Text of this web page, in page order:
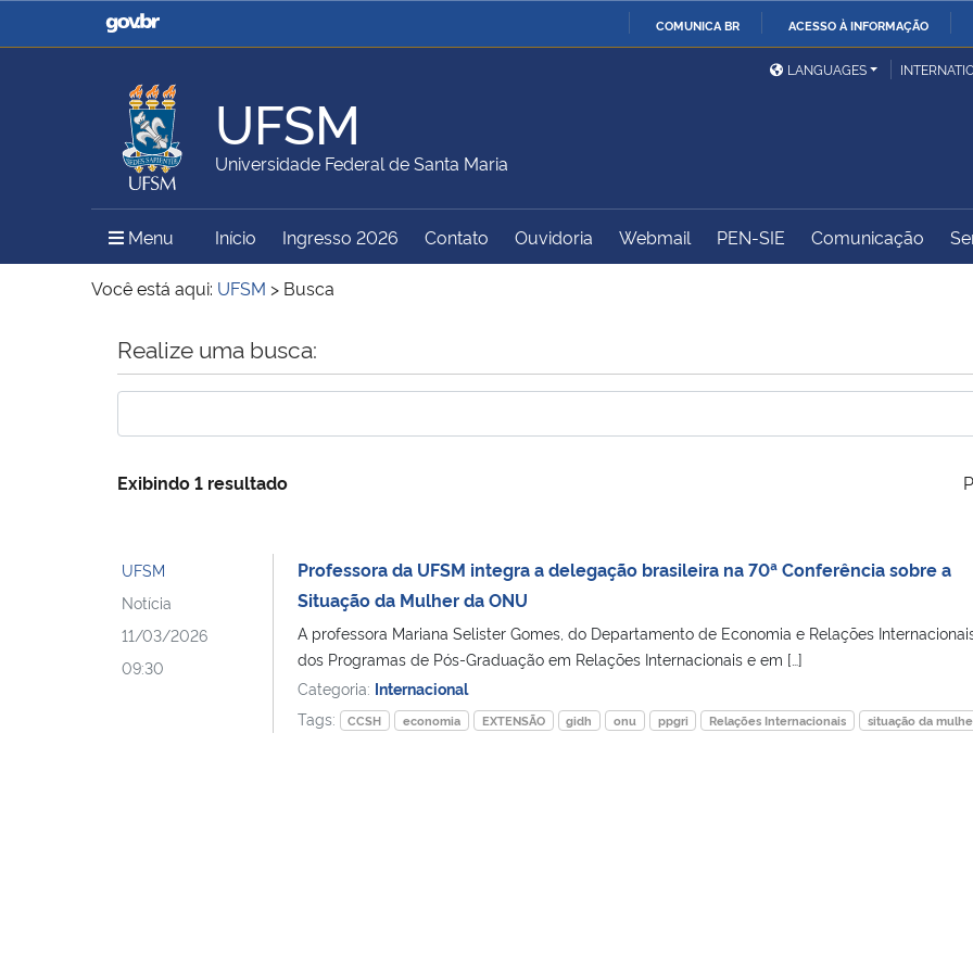
COMUNICA BR ACESSO À INFORMAÇÃO
Casa Civil
Ministério da Justiça e
Ministério da Defesa
Ministério das Relações
Exteriores
Ministério da Agricultura,
Pecuária e Abastecimento
Ministério da Educação
Ministério do Meio Ambiente Ministério do Turismo
Ministério do
Controladoria-Geral da
LANGUAGES
UFSM
Universidade Federal de Santa Maria
Menu Menu Principal do Sítio
Início Ingresso 2026 Contato Ouvidoria Webmail PEN-SIE Comunicação
Você está aqui: UFSM > Busca
Início do conteúdo
Realize uma busca:
Exibindo 1 resultado
UFSM
Notícia
11/03/2026
09:30
Professora da UFSM integra a delegação brasileira na 70ª Conferência sobre a
Situação da Mulher da ONU
A professora Mariana Selister Gomes, do Departamento de Economia e Relações
dos Programas de Pós-Graduação em Relações Internacionais e em […]
Categoria: Internacional
Tags:
CCSH economia EXTENSÃO gidh onu ppgri Relações Internacionais situação da